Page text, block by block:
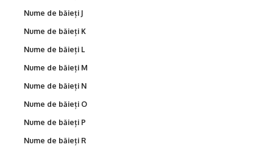
Nume de băieți J
Nume de băieți K
Nume de băieți L
Nume de băieți M
Nume de băieți N
Nume de băieți O
Nume de băieți P
Nume de băieți R